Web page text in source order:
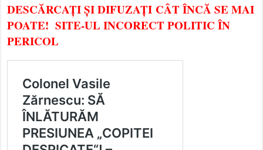
DESCĂRCAȚI ȘI DIFUZAȚI CÂT ÎNCĂ SE MAI
POATE! SITE-UL INCORECT POLITIC ÎN
PERICOL